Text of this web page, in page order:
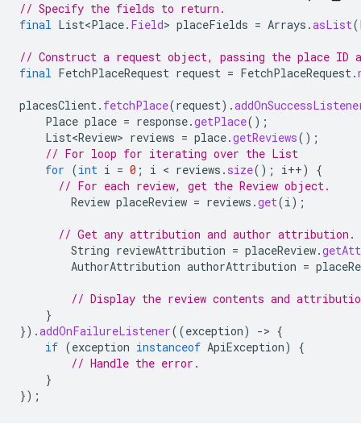
// Specify the fields to return.
final List<Place. Field> placeFields = Arrays .asList(
// Construct a request object, passing the place ID
final FetchPlaceRequest request = FetchPlaceRequest.
placesClient. fetchPlace(request).
Place place = response.getPlace();
List<Review> reviews = place.getReviews();
// For loop for iterating over the List
for (int i = 0 ; i < reviews . size(); i++)
{
// For each review, get the Review object.
Review placeReview = reviews .get(i);
// Get any attribution and author attribution.
String reviewAttribution = placeReview.
AuthorAttribution authorAttribution =
// Display the review contents and
}
}).addOnFailureListener((exception) -> {
if (exception instanceof ApiException)
{
// Handle the error.
}
});